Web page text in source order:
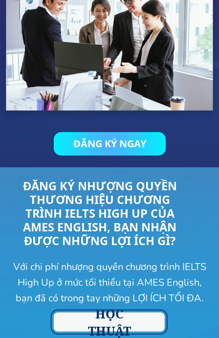
ĐĂNG KÝ NGAY
ĐĂNG KÝ NHƯỢNG QUYỀN
THƯƠNG HIỆU CHƯƠNG
TRÌNH IELTS HIGH UP CỦA
AMES ENGLISH, BẠN NHẬN
ĐƯỢC NHỮNG LỢI ÍCH GÌ?
Với chi phí nhượng quyền chương trình IELTS
High Up ở mức tối thiểu tại AMES English,
bạn đã có trong tay những LỢI ÍCH TỐI ĐA.
HỌC
THUẬT